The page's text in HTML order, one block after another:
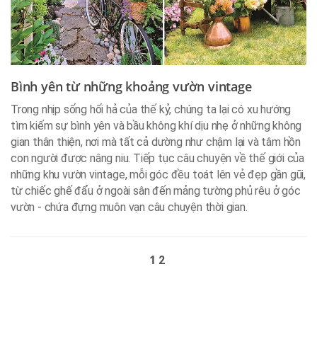
Bình yên từ những khoảng vườn vintage
Trong nhịp sống hối hả của thế kỷ, chúng ta lại có xu hướng
tìm kiếm sự bình yên và bầu không khí dịu nhẹ ở những không
gian thân thiện, nơi mà tất cả dường như chậm lại và tâm hồn
con người được nâng niu. Tiếp tục câu chuyện về thế giới của
những khu vườn vintage, mỗi góc đều toát lên vẻ đẹp gần gũi,
từ chiếc ghế đẩu ở ngoài sân đến mảng tường phủ rêu ở góc
vườn - chứa đựng muôn vạn câu chuyện thời gian.
1 2